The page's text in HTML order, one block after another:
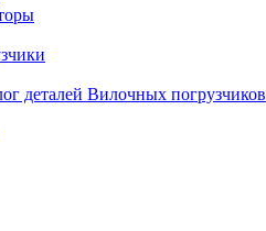
деталей Вилочных погрузчиков